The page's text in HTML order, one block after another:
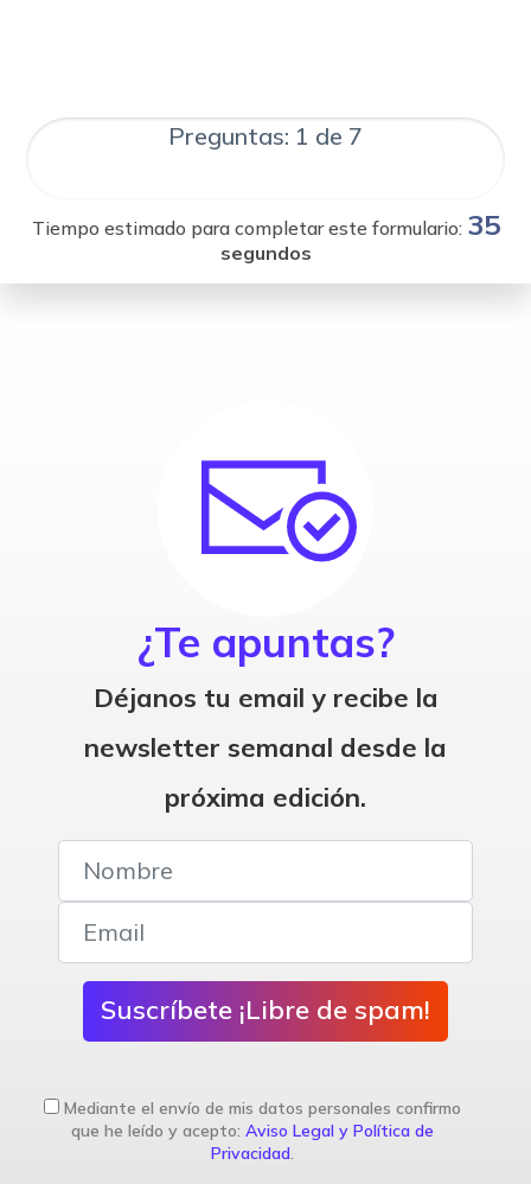
Preguntas: 1 de 7
Tiempo estimado para completar este formulario: 35
segundos
¿Te apuntas?
Déjanos tu email y recibe la
newsletter semanal desde la
próxima edición.
Suscríbete ¡Libre de spam!
Mediante el envío de mis datos personales confirmo
que he leído y acepto: Aviso Legal y Política de
Privacidad.